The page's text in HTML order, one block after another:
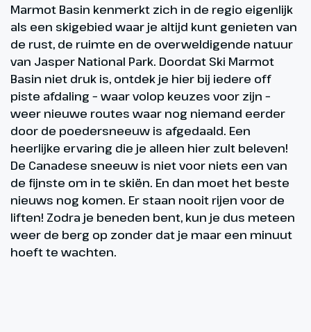
Marmot Basin kenmerkt zich in de regio eigenlijk
als een skigebied waar je altijd kunt genieten van
de rust, de ruimte en de overweldigende natuur
van Jasper National Park. Doordat Ski Marmot
Basin niet druk is, ontdek je hier bij iedere off
piste afdaling – waar volop keuzes voor zijn –
weer nieuwe routes waar nog niemand eerder
door de poedersneeuw is afgedaald. Een
heerlijke ervaring die je alleen hier zult beleven!
De Canadese sneeuw is niet voor niets een van
de fijnste om in te skiën. En dan moet het beste
nieuws nog komen. Er staan nooit rijen voor de
liften! Zodra je beneden bent, kun je dus meteen
weer de berg op zonder dat je maar een minuut
hoeft te wachten.